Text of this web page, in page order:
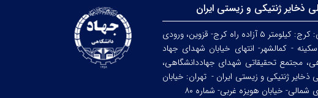
ذخایر ژنتیکی و زیستی ایران
کرج: کیلومتر ۵ آزاده راه کرج- قزوین، ورودی
- کمالشهر- انتهای خیابان شهدای جهاد
مجتمع تحقیقاتی شهدای جهاددانشگاهی،
ذخایر ژنتیکی و زیستی ایران - تهران: خیابان
شمالی- خیابان هویزه غربی- شماره ۸۰